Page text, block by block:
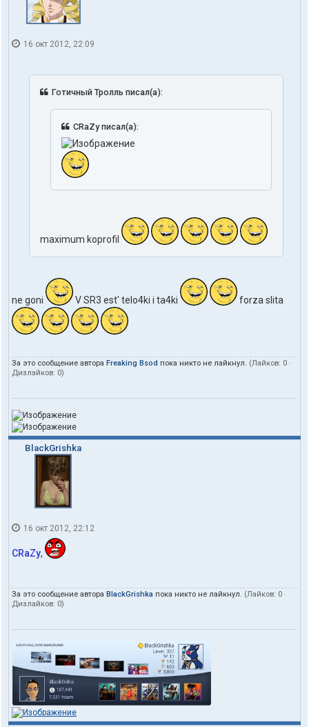
16 окт 2012, 22:09
Готичный Тролль писал(а):
CRaZy писал(а):
maximum koprofil
ne goni V SR3 est' telo4ki i ta4ki forza slita
За это сообщение автора Freaking Bsod пока никто не лайкнул. (Лайков: 0 ·
Дизлайков: 0)
BlackGrishka
16 окт 2012, 22:12
CRaZy,
За это сообщение автора BlackGrishka пока никто не лайкнул. (Лайков: 0 ·
Дизлайков: 0)